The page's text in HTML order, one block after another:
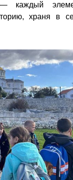
каждый
храня в